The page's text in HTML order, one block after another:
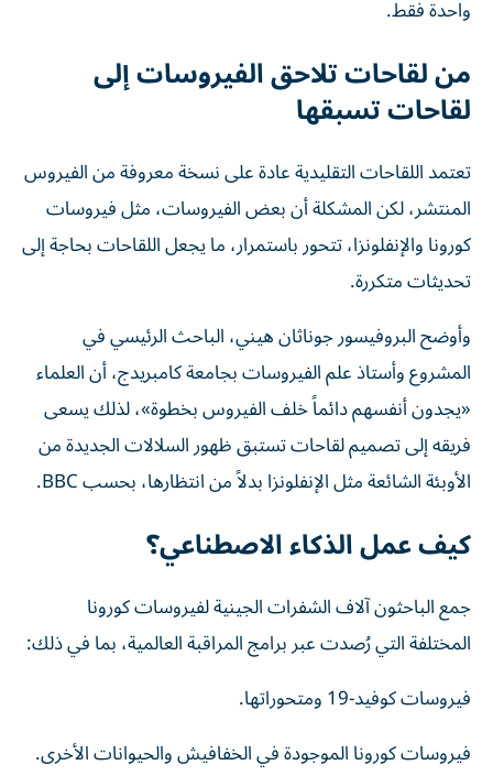
واحدة فقط.
من لقاحات تلاحق الفيروسات إلى
لقاحات تسبقها
تعتمد اللقاحات التقليدية عادة على نسخة معروفة من الفيروس
المنتشر، لكن المشكلة أن بعض الفيروسات، مثل فيروسات
كورونا والإنفلونزا، تتحور باستمرار، ما يجعل اللقاحات بحاجة إلى
تحديثات متكررة.
وأوضح البروفيسور جوناثان هيني، الباحث الرئيسي في
المشروع وأستاذ علم الفيروسات بجامعة كامبريدج، أن العلماء
«يجدون أنفسهم دائماً خلف الفيروس بخطوة»، لذلك يسعى
فريقه إلى تصميم لقاحات تستبق ظهور السلالات الجديدة من
الأوبئة الشائعة مثل الإنفلونزا بدلاً من انتظارها، بحسب BBC.
كيف عمل الذكاء الاصطناعي؟
جمع الباحثون آلاف الشفرات الجينية لفيروسات كورونا
المختلفة التي رُصدت عبر برامج المراقبة العالمية، بما في ذلك:
فيروسات كوفيد-19 ومتحوراتها.
فيروسات كورونا الموجودة في الخفافيش والحيوانات الأخرى.